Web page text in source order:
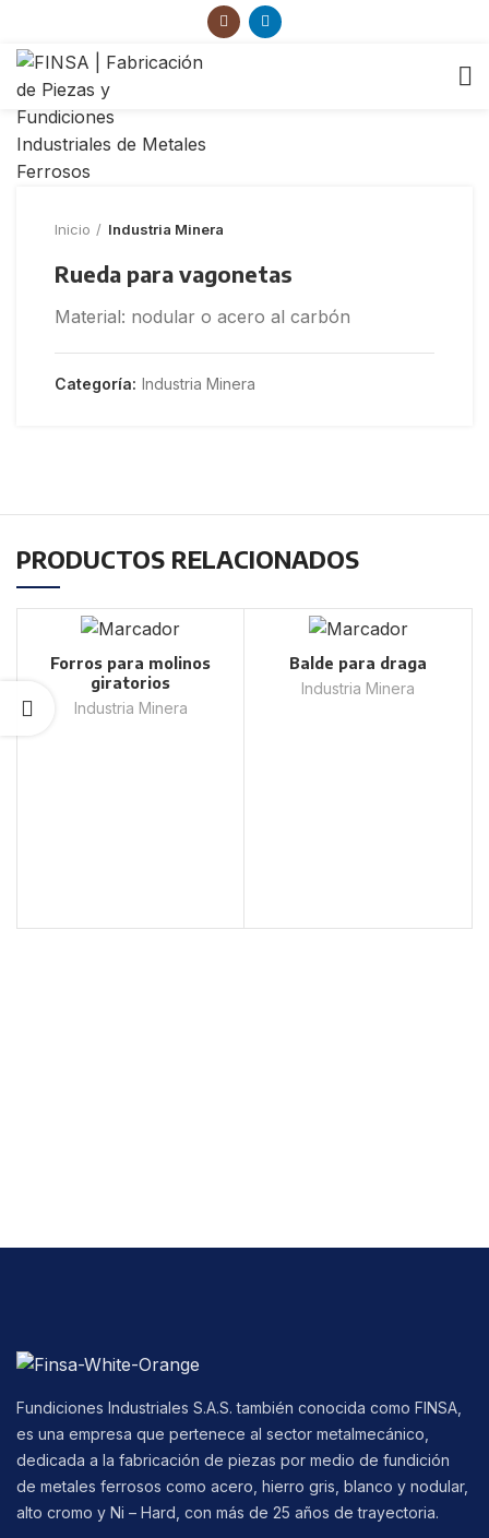
Inicio Industria Minera
Rueda para vagonetas
Material: nodular o acero al carbón
Categoría: Industria Minera
PRODUCTOS RELACIONADOS
Forros para molinos
giratorios
Industria Minera
Balde para draga
Industria Minera
Fundiciones Industriales S.A.S. también conocida como FINSA,
es una empresa que pertenece al sector metalmecánico,
dedicada a la fabricación de piezas por medio de fundición
de metales ferrosos como acero, hierro gris, blanco y nodular,
alto cromo y Ni – Hard, con más de 25 años de trayectoria.